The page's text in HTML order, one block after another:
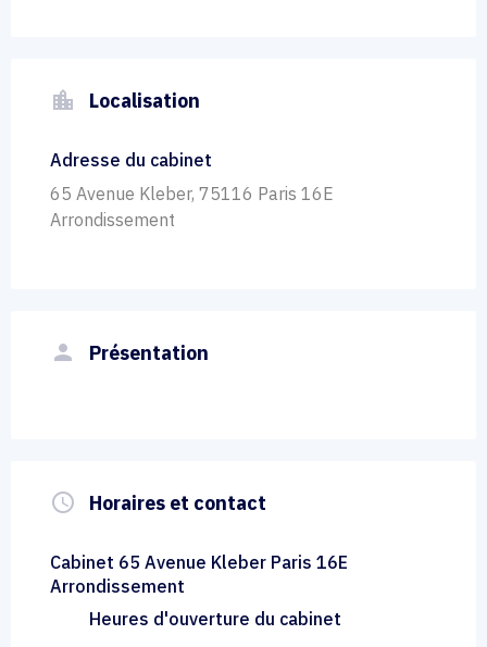
location_city Localisation
Adresse du cabinet
65 Avenue Kleber, 75116 Paris 16E
Arrondissement
person Présentation
query_builder Horaires et contact
Cabinet 65 Avenue Kleber Paris 16E
Arrondissement
Heures d'ouverture du cabinet